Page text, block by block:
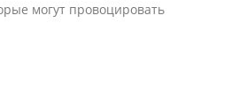
могут провоцировать